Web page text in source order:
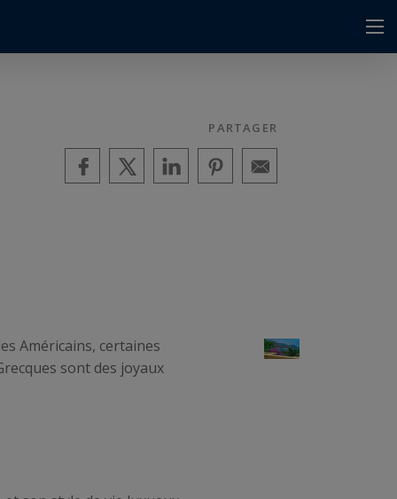
PARTAGER
Américains, certaines
sont des joyaux